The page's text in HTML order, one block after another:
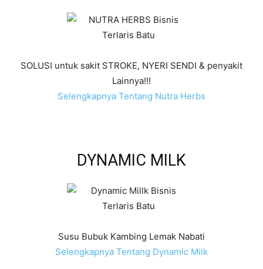
SOLUSI untuk sakit STROKE, NYERI SENDI & penyakit
Lainnya!!!
Selengkapnya Tentang Nutra Herbs
DYNAMIC MILK
Susu Bubuk Kambing Lemak Nabati
Selengkapnya Tentang Dynamic Milk